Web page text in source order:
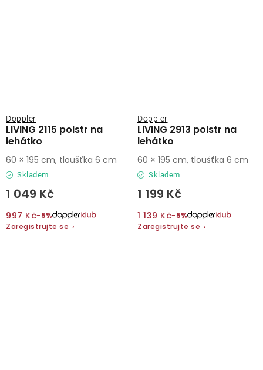
LIVING 2115 polstr na
lehátko
Doppler
Skladem
1 049 Kč
997 Kč−5%
Zaregistrujte se ›
60 × 195 cm, tloušťka 6 cm
LIVING 2913 polstr na
lehátko
Doppler
Skladem
1 199 Kč
1 139 Kč−5%
Zaregistrujte se ›
60 × 195 cm, tloušťka 6 cm